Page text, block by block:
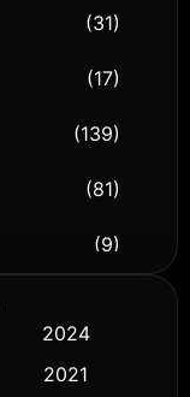
(31)
(17)
(139)
(81)
(9)
2024
2021